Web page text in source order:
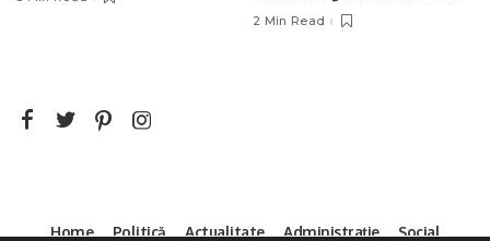
2 Min Read
Home Politică Actualitate Administrație Social